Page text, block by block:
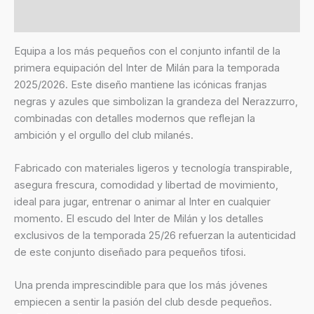
Equipa a los más pequeños con el conjunto infantil de la
primera equipación del Inter de Milán para la temporada
2025/2026. Este diseño mantiene las icónicas franjas
negras y azules que simbolizan la grandeza del Nerazzurro,
combinadas con detalles modernos que reflejan la
ambición y el orgullo del club milanés.
Fabricado con materiales ligeros y tecnología transpirable,
asegura frescura, comodidad y libertad de movimiento,
ideal para jugar, entrenar o animar al Inter en cualquier
momento. El escudo del Inter de Milán y los detalles
exclusivos de la temporada 25/26 refuerzan la autenticidad
de este conjunto diseñado para pequeños tifosi.
Una prenda imprescindible para que los más jóvenes
empiecen a sentir la pasión del club desde pequeños.